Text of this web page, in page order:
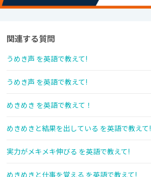
関連する質問
うめき声 を英語で教えて!
うめき声 を英語で教えて!
めきめき を英語で教えて！
めきめきと結果を出している を英語で教えて!
実力がメキメキ伸びる を英語で教えて!
めきめきと仕事を覚える を英語で教えて!